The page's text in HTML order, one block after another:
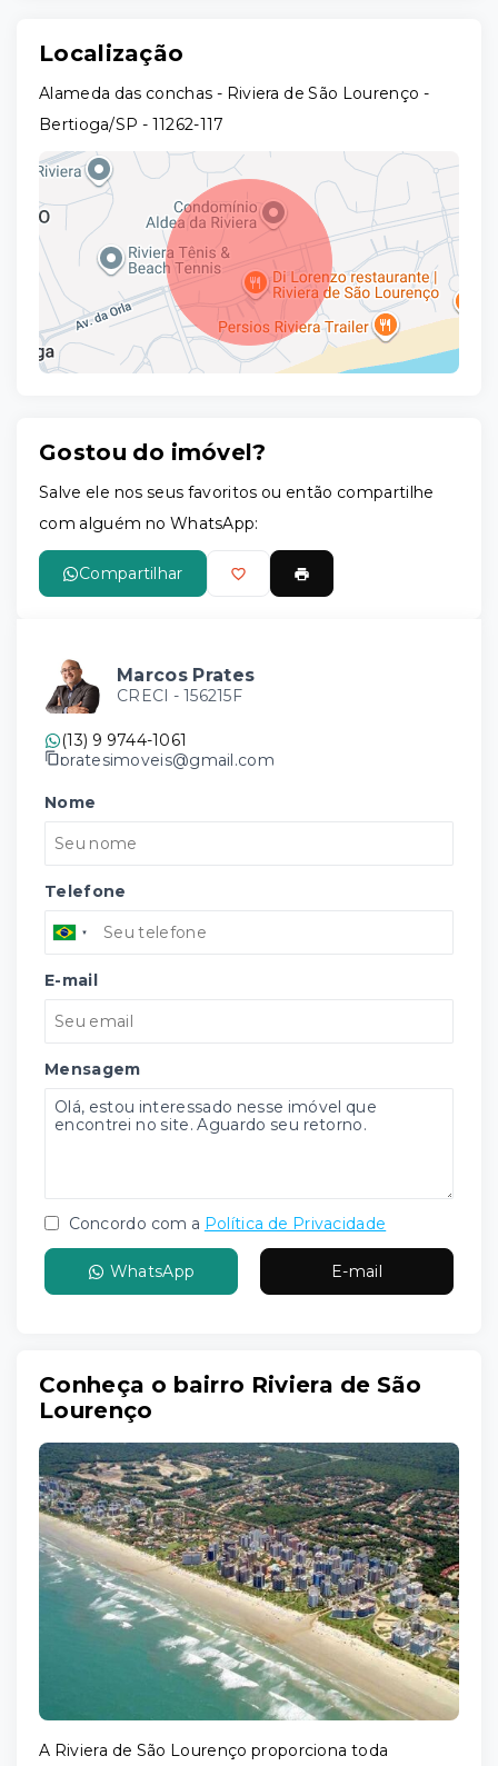
Localização
Alameda das conchas - Riviera de São Lourenço -
Bertioga/SP - 11262-117
Gostou do imóvel?
Salve ele nos seus favoritos ou então compartilhe
com alguém no WhatsApp:
Compartilhar
Marcos Prates
CRECI - 156215F
(13) 9 9744-1061
pratesimoveis@gmail.com
Nome
Telefone
E-mail
Mensagem
Concordo com a Política de Privacidade
WhatsApp E-mail
Conheça o bairro Riviera de São
Lourenço
A Riviera de São Lourenço proporciona toda